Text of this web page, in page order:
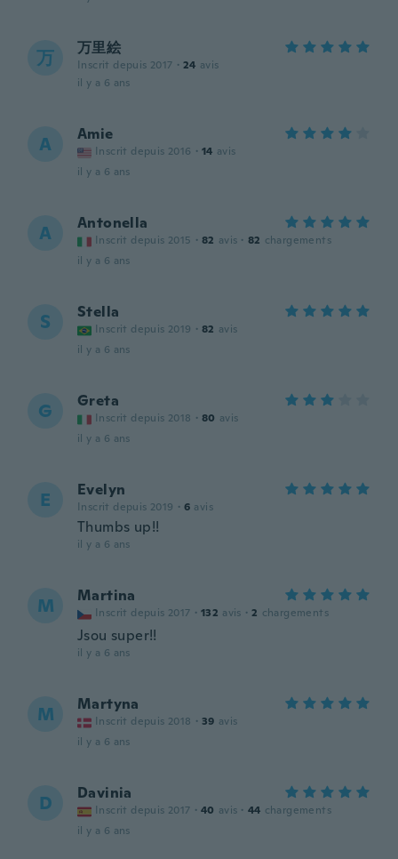
万 万里絵
Inscrit depuis 2017 · 24 avis
il y a 6 ans
A Amie
Inscrit depuis 2016 · 14 avis
il y a 6 ans
A Antonella
Inscrit depuis 2015 · 82 avis · 82 chargements
il y a 6 ans
S Stella
Inscrit depuis 2019 · 82 avis
il y a 6 ans
G Greta
Inscrit depuis 2018 · 80 avis
il y a 6 ans
E Evelyn
Inscrit depuis 2019 · 6 avis
Thumbs up!!
il y a 6 ans
M Martina
Inscrit depuis 2017 · 132 avis · 2 chargements
Jsou super!!
il y a 6 ans
M Martyna
Inscrit depuis 2018 · 39 avis
il y a 6 ans
D Davinia
Inscrit depuis 2017 · 40 avis · 44 chargements
il y a 6 ans